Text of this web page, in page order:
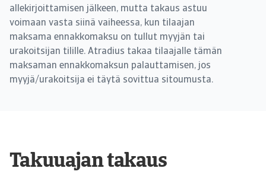
allekirjoittamisen jälkeen, mutta takaus astuu
voimaan vasta siinä vaiheessa, kun tilaajan
maksama ennakkomaksu on tullut myyjän tai
urakoitsijan tilille. Atradius takaa tilaajalle tämän
maksaman ennakkomaksun palauttamisen, jos
myyjä/urakoitsija ei täytä sovittua sitoumusta.
Takuuajan takaus